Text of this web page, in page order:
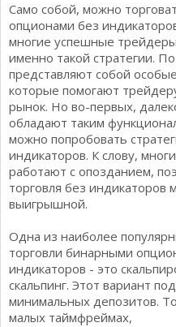
Само собой, можно
опционами без
многие успешные
именно такой стратегии.
представляют собой
которые помогают
рынок. Но во-первых,
обладают таким
можно попробовать
индикаторов. К слову,
работают с опозданием,
торговля без
выигрышной.
Одна из наиболее
торговли бинарными
индикаторов - это
скальпинг. Этот вариант
минимальных депозитов.
малых таймфреймах,